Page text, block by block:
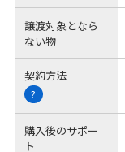
譲渡対象となら
ない物
契約方法
?
購入後のサポー
ト